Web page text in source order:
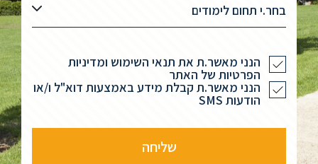
בחר.י תחום לימודים
הנני מאשר.ת את תנאי השימוש ומדיניות
הפרטיות של האתר
הנני מאשר.ת קבלת מידע באמצעות דוא"ל ו/או
הודעות SMS